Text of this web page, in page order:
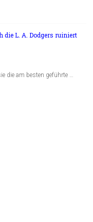
die L. A. Dodgers ruiniert
die am besten geführte …